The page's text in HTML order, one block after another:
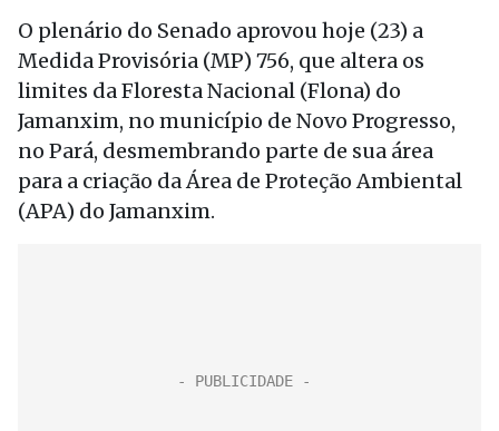
O plenário do Senado aprovou hoje (23) a
Medida Provisória (MP) 756, que altera os
limites da Floresta Nacional (Flona) do
Jamanxim, no município de Novo Progresso,
no Pará, desmembrando parte de sua área
para a criação da Área de Proteção Ambiental
(APA) do Jamanxim.